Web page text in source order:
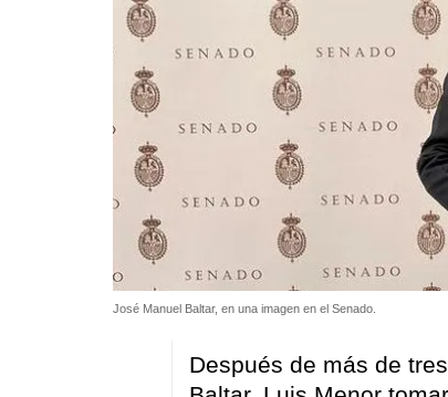
José Manuel Baltar, en una imagen en el Senado.
Después de más de